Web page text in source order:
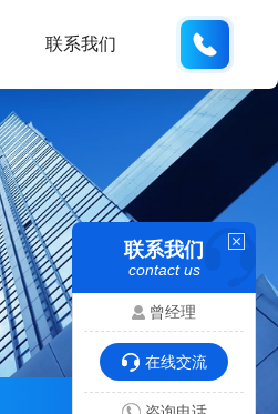
联系我们
联系我们
contact us
曾经理
在线交流